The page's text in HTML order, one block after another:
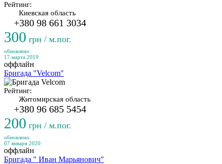
Рейтинг:
Киевская область
+380 98 661 3034
300 грн / м.пог.
обновлено:
17 марта 2019
оффлайн
Бригада "Velcom"
Рейтинг:
Житомирская область
+380 96 685 5454
200 грн / м.пог.
обновлено:
07 января 2020
оффлайн
Бригада " Иван Марьянович"